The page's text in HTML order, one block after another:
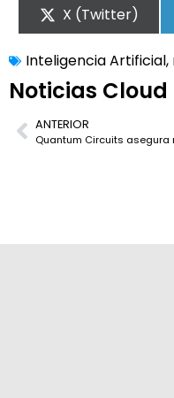
X (Twitter)
Inteligencia Artificial,
Noticias Cloud
ANTERIOR
Quantum Circuits asegura